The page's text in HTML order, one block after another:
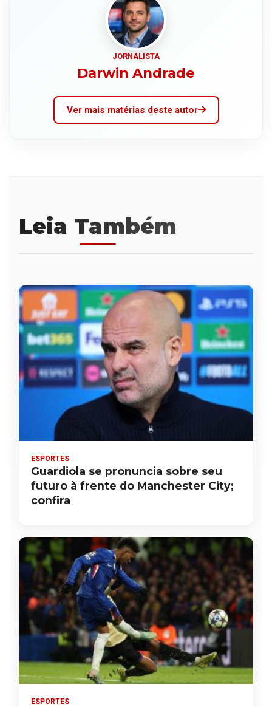
JORNALISTA
Darwin Andrade
Ver mais matérias deste autor
Leia Também
ESPORTES
Guardiola se pronuncia sobre seu
futuro à frente do Manchester City;
confira
ESPORTES